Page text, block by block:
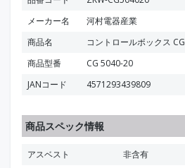
メーカー名
河村電器産業
商品名
コントロールボックス CG
商品型番
CG 5040-20
JANコード
4571293439809
商品スペック情報
アスベスト
非含有